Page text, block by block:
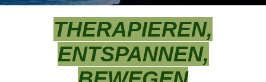
THERAPIEREN,
ENTSPANNEN,